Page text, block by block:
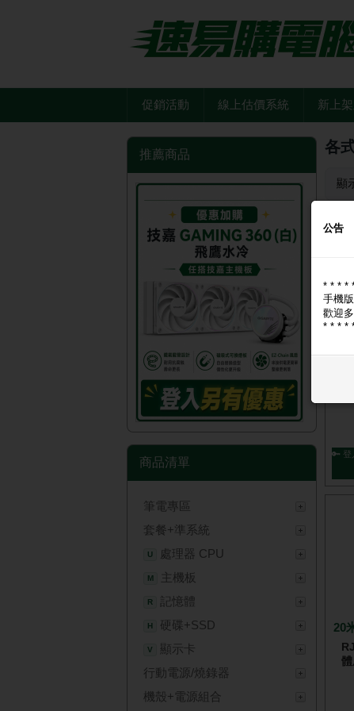
促銷活動 線上估價系統 新上
推薦商品
商品清單
筆電專區
套餐+準系統
U 處理器 CPU
M 主機板
R 記憶體
H 硬碟+SSD
V
顯示卡
行動電源/燒錄器
機殼+電源組合
各
顯
🔑 登
20
公告
* * * *
手機
歡迎多
* * * *